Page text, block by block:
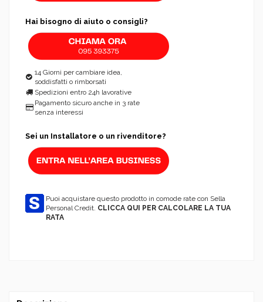
Hai bisogno di aiuto o consigli?
14 Giorni per cambiare idea,
soddisfatti o rimborsati
Spedizioni entro 24h lavorative
Pagamento sicuro anche in 3 rate
senza interessi
Sei un Installatore o un rivenditore?
Puoi acquistare questo prodotto in comode rate con Sella
Personal Credit. CLICCA QUI PER CALCOLARE LA TUA
RATA